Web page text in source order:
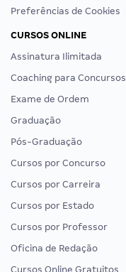
Preferências de Cookies
CURSOS ONLINE
Assinatura Ilimitada
Coaching para Concursos
Exame de Ordem
Graduação
Pós-Graduação
Cursos por Concurso
Cursos por Carreira
Cursos por Estado
Cursos por Professor
Oficina de Redação
Cursos Online Gratuitos